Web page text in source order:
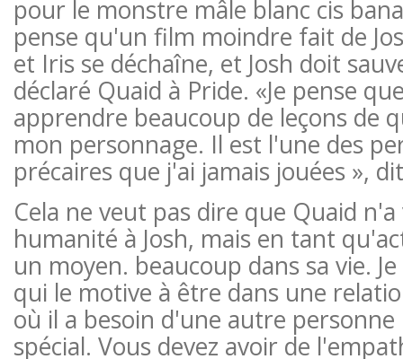
pour le monstre mâle blanc cis
pense qu'un film moindre fait de
et Iris se déchaîne, et Josh doit
déclaré Quaid à Pride. «Je pense
apprendre beaucoup de leçons de
mon personnage. Il est l'une des
précaires que j'ai jamais jouées »,
Cela ne veut pas dire que Quaid
humanité à Josh, mais en tant
un moyen. beaucoup dans sa vie.
qui le motive à être dans une
où il a besoin d'une autre
spécial. Vous devez avoir de